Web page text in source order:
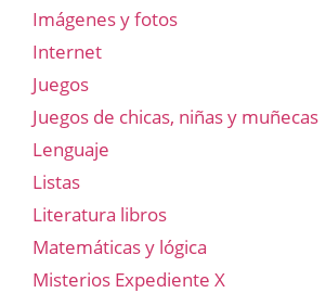
Imágenes y fotos
Internet
Juegos
Juegos de chicas, niñas y muñecas
Lenguaje
Listas
Literatura libros
Matemáticas y lógica
Misterios Expediente X